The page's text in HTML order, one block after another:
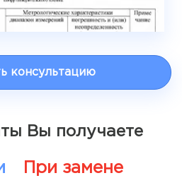
консультацию
Вы получаете
При замене